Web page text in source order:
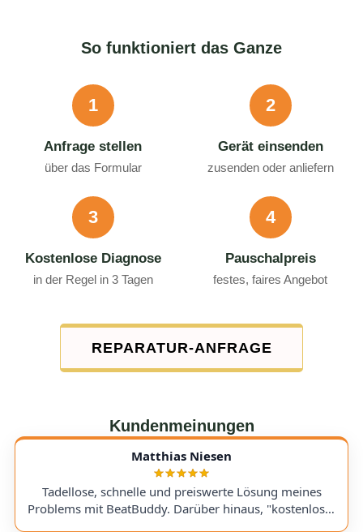
So funktioniert das Ganze
1
Anfrage stellen
über das Formular
2
Gerät einsenden
zusenden oder anliefern
3
Kostenlose Diagnose
in der Regel in 3 Tagen
4
Pauschalpreis
festes, faires Angebot
REPARATUR-ANFRAGE
Kundenmeinungen
Matthias Niesen
Tadellose, schnelle und preiswerte Lösung meines
Problems mit BeatBuddy. Darüber hinaus, "kostenloser